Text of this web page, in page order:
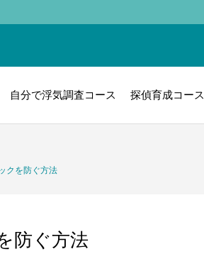
自分で浮気調査コース 探偵育成コース
クを防ぐ方法
防ぐ方法